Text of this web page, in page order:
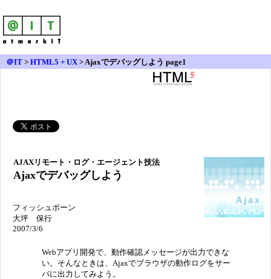
＠IT > HTML5 + UX>Ajaxでデバッグしよう page1
AJAXリモート・ログ・エージェント技法
Ajaxでデバッグしよう
フィッシュボーン
大坪 保行
2007/3/6
Webアプリ開発で、動作確認メッセージが出力できな
い。そんなときは、Ajaxでブラウザの動作ログをサー
バに出力してみよう。